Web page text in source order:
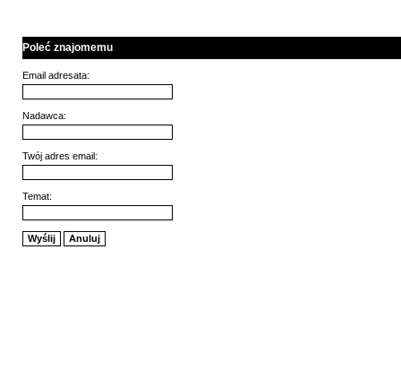
Poleć znajomemu
Email adresata:
Nadawca:
Twój adres email:
Temat:
Wyślij Anuluj